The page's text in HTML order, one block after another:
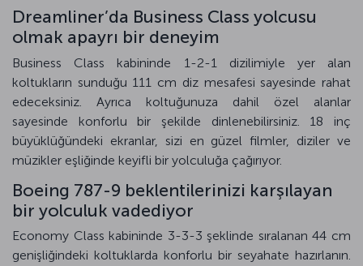
Dreamliner’da Business Class yolcusu
olmak apayrı bir deneyim
Business Class kabininde 1-2-1 dizilimiyle yer alan
koltukların sunduğu 111 cm diz mesafesi sayesinde rahat
edeceksiniz. Ayrıca koltuğunuza dahil özel alanlar
sayesinde konforlu bir şekilde dinlenebilirsiniz. 18 inç
büyüklüğündeki ekranlar, sizi en güzel filmler, diziler ve
müzikler eşliğinde keyifli bir yolculuğa çağırıyor.
Boeing 787-9 beklentilerinizi karşılayan
bir yolculuk vadediyor
Economy Class kabininde 3-3-3 şeklinde sıralanan 44 cm
genişliğindeki koltuklarda konforlu bir seyahate hazırlanın.